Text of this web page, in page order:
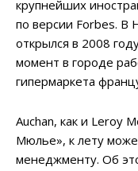
крупнейших
по версии Forbes. В
открылся в 2008
момент в городе
гипермаркета
Auchan, как и Leroy
Мюлье», к лету
менеджменту. Об